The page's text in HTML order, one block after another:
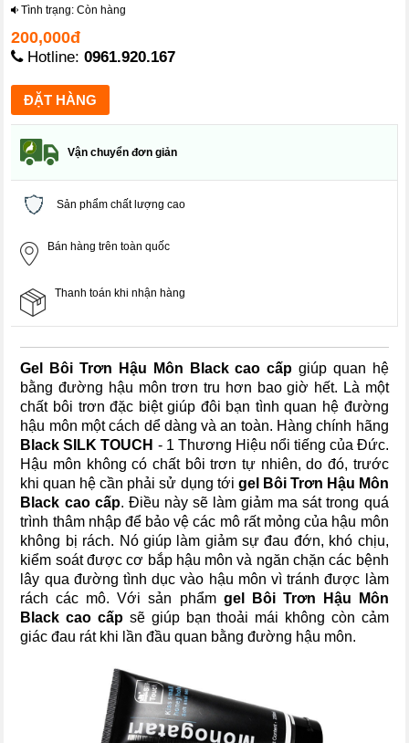
Tình trạng: Còn hàng
200,000đ
Hotline:0961.920.167
Vận chuyển đơn giản
Sản phẩm chất lượng cao
Bán hàng trên toàn quốc
Thanh toán khi nhận hàng
Gel Bôi Trơn Hậu Môn Black cao cấp giúp quan hệ
bằng đường hậu môn trơn tru hơn bao giờ hết. Là một
chất bôi trơn đặc biệt giúp đôi bạn tình quan hệ đường
hậu môn một cách dể dàng và an toàn. Hàng chính hãng
Black SILK TOUCH - 1 Thương Hiệu nổi tiếng của Đức.
Hậu môn không có chất bôi trơn tự nhiên, do đó, trước
khi quan hệ cần phải sử dụng tới gel Bôi Trơn Hậu Môn
Black cao cấp. Điều này sẽ làm giảm ma sát trong quá
trình thâm nhập để bảo vệ các mô rất mỏng của hậu môn
không bị rách. Nó giúp làm giảm sự đau đớn, khó chịu,
kiểm soát được cơ bắp hậu môn và ngăn chặn các bệnh
lây qua đường tình dục vào hậu môn vì tránh được làm
rách các mô. Với sản phẩm gel Bôi Trơn Hậu Môn
Black cao cấp sẽ giúp bạn thoải mái không còn cảm
giác đau rát khi lần đầu quan bằng đường hậu môn.